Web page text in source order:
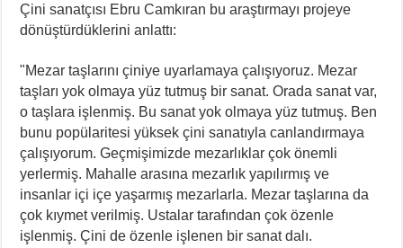
Çini sanatçısı Ebru Camkıran bu araştırmayı projeye
dönüştürdüklerini anlattı:
"Mezar taşlarını çiniye uyarlamaya çalışıyoruz. Mezar
taşları yok olmaya yüz tutmuş bir sanat. Orada sanat var,
o taşlara işlenmiş. Bu sanat yok olmaya yüz tutmuş. Ben
bunu popülaritesi yüksek çini sanatıyla canlandırmaya
çalışıyorum. Geçmişimizde mezarlıklar çok önemli
yerlermiş. Mahalle arasına mezarlık yapılırmış ve
insanlar içi içe yaşarmış mezarlarla. Mezar taşlarına da
çok kıymet verilmiş. Ustalar tarafından çok özenle
işlenmiş. Çini de özenle işlenen bir sanat dalı.